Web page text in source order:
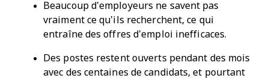
Beaucoup d’employeurs ne savent pas
vraiment ce qu’ils recherchent, ce qui
entraîne des offres d’emploi inefficaces.
Des postes restent ouverts pendant des mois
avec des centaines de candidats, et pourtant